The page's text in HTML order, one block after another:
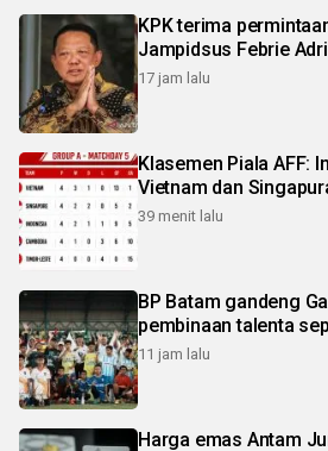
KPK terima
Jampidsus Febrie
17 jam lalu
Klasemen Piala AFF:
Vietnam dan
39 menit lalu
BP Batam gandeng
pembinaan talenta
11 jam lalu
Harga emas Antam